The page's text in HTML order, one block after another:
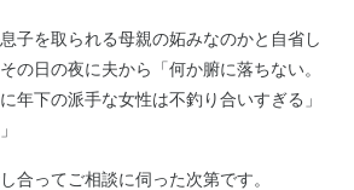
子を取られる母親の妬みなのかと自省し
の日の夜に夫から「何か腑に落ちない。
年下の派手な女性は不釣り合いすぎる」
合ってご相談に伺った次第です。